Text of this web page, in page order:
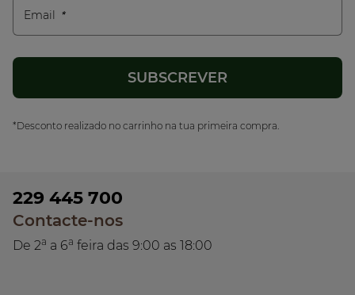
Email
*Desconto realizado no carrinho na tua primeira compra.
229 445 700
Contacte-nos
De 2a a 6a feira das 9:00 as 18:00